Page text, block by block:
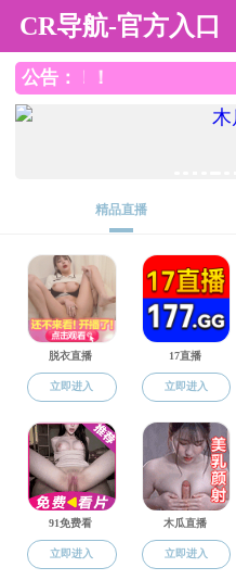
黄色漫画网站
黄色漫画网站 黄色漫画网站
概况